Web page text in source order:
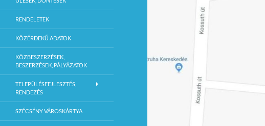
RENDELETEK
KÖZÉRDEKŰ ADATOK
KÖZBESZERZÉSEK,
BESZERZÉSEK, PÁLYÁZATOK
TELEPÜLÉSFEJLESZTÉS,
RENDEZÉS
SZÉCSÉNY VÁROSKÁRTYA